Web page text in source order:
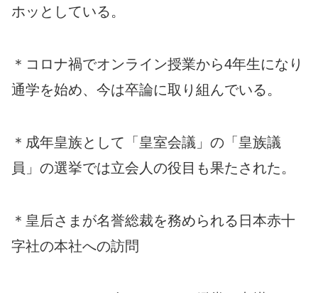
ホッとしている。
＊コロナ禍でオンライン授業から4年生になり
通学を始め、今は卒論に取り組んでいる。
＊成年皇族として「皇室会議」の「皇族議
員」の選挙では立会人の役目も果たされた。
＊皇后さまが名誉総裁を務められる日本赤十
字社の本社への訪問